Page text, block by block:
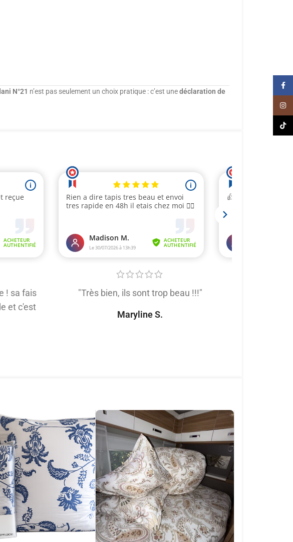
N°21 n’est pas seulement un choix pratique : c’est unedéclaration de
! sa fais
et c'est
"Très bien, ils sont trop beau !!!"
Maryline S.